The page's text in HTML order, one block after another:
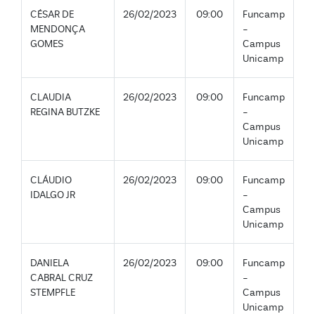
CÉSAR DE
MENDONÇA
GOMES
26/02/2023 09:00
Funcamp
-
Campus
Unicamp
CLAUDIA
REGINA BUTZKE
26/02/2023 09:00
Funcamp
-
Campus
Unicamp
CLÁUDIO
IDALGO JR
26/02/2023 09:00
Funcamp
-
Campus
Unicamp
DANIELA
CABRAL CRUZ
STEMPFLE
26/02/2023 09:00
Funcamp
-
Campus
Unicamp